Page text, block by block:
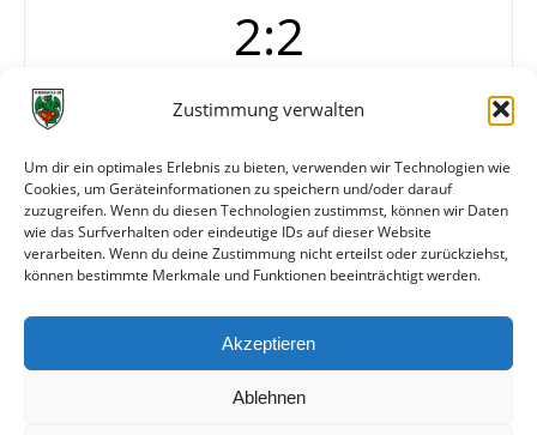
Zustimmung verwalten
Um dir ein optimales Erlebnis zu bieten, verwenden wir Technologien wie
Cookies, um Geräteinformationen zu speichern und/oder darauf
zuzugreifen. Wenn du diesen Technologien zustimmst, können wir Daten
wie das Surfverhalten oder eindeutige IDs auf dieser Website
verarbeiten. Wenn du deine Zustimmung nicht erteilst oder zurückziehst,
können bestimmte Merkmale und Funktionen beeinträchtigt werden.
Akzeptieren
Ablehnen
2:2
1:0 L. Müller
2:1 L. Müller
2:2 Dietzel
—
Alle bisherigen Partien der beiden Mannschaften
anzeigen